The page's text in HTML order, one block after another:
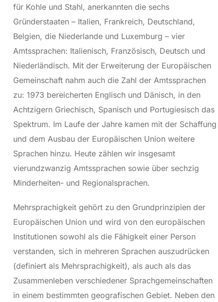
für Kohle und Stahl, anerkannten die sechs
Gründerstaaten – Italien, Frankreich, Deutschland,
Belgien, die Niederlande und Luxemburg – vier
Amtssprachen: Italienisch, Französisch, Deutsch und
Niederländisch. Mit der Erweiterung der Europäischen
Gemeinschaft nahm auch die Zahl der Amtssprachen
zu: 1973 bereicherten Englisch und Dänisch, in den
Achtzigern Griechisch, Spanisch und Portugiesisch das
Spektrum. Im Laufe der Jahre kamen mit der Schaffung
und dem Ausbau der Europäischen Union weitere
Sprachen hinzu. Heute zählen wir insgesamt
vierundzwanzig Amtssprachen sowie über sechzig
Minderheiten- und Regionalsprachen.
Mehrsprachigkeit gehört zu den Grundprinzipien der
Europäischen Union und wird von den europäischen
Institutionen sowohl als die Fähigkeit einer Person
verstanden, sich in mehreren Sprachen auszudrücken
(definiert als Mehrsprachigkeit), als auch als das
Zusammenleben verschiedener Sprachgemeinschaften
in einem bestimmten geografischen Gebiet. Neben den